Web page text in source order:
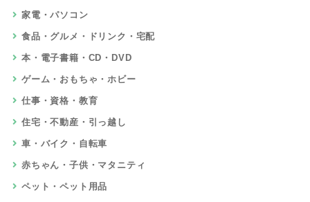
家電・パソコン
食品・グルメ・ドリンク・宅配
本・電子書籍・CD・DVD
ゲーム・おもちゃ・ホビー
仕事・資格・教育
住宅・不動産・引っ越し
車・バイク・自転車
赤ちゃん・子供・マタニティ
ペット・ペット用品